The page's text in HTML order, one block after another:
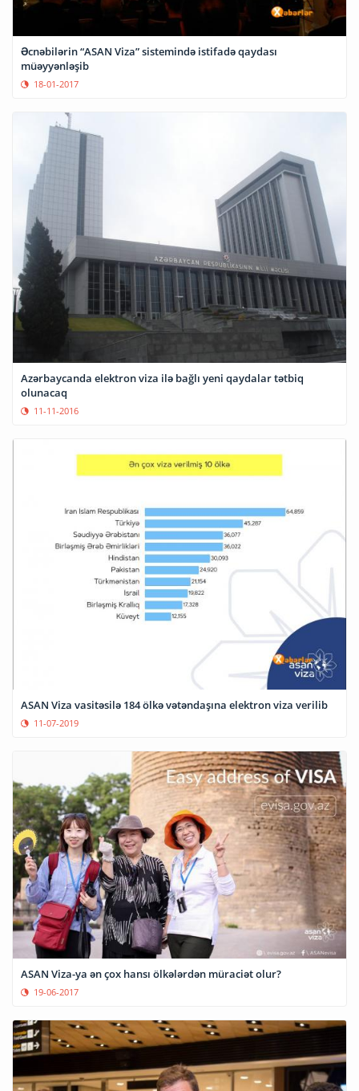
Əcnəbilərin “ASAN Viza” sistemində istifadə qaydası
müəyyənləşib
18-01-2017
Azərbaycanda elektron viza ilə bağlı yeni qaydalar tətbiq
olunacaq
11-11-2016
ASAN Viza vasitəsilə 184 ölkə vətəndaşına elektron viza verilib
11-07-2019
ASAN Viza-ya ən çox hansı ölkələrdən müraciət olur?
19-06-2017